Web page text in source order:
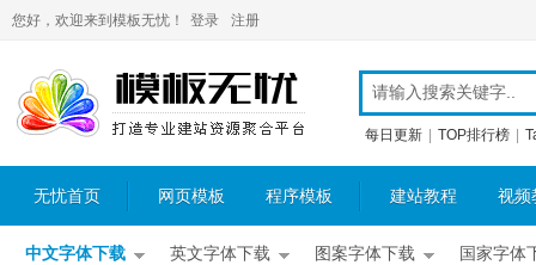
您好，欢迎来到模板无忧！ 登录 注册
每日更新 TOP排行榜
无忧首页 网页模板 程序模板 建站教程 视频
中文字体下载 英文字体下载 图案字体下载 国家字体